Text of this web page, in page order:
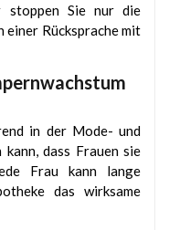
stoppen Sie nur die
einer Rücksprache mit
in der Mode- und
dass Frauen sie
Frau kann lange
das wirksame